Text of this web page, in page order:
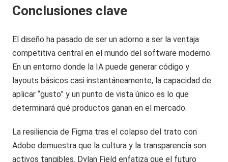
Conclusiones clave
El diseño ha pasado de ser un adorno a ser la ventaja
competitiva central en el mundo del software moderno.
En un entorno donde la IA puede generar código y
layouts básicos casi instantáneamente, la capacidad de
aplicar “gusto” y un punto de vista único es lo que
determinará qué productos ganan en el mercado.
La resiliencia de Figma tras el colapso del trato con
Adobe demuestra que la cultura y la transparencia son
activos tangibles. Dylan Field enfatiza que el futuro